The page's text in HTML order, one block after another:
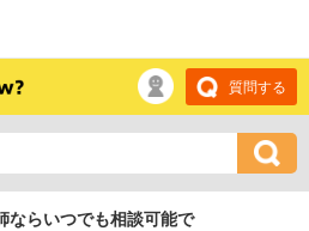
質問する
ならいつでも相談可能で